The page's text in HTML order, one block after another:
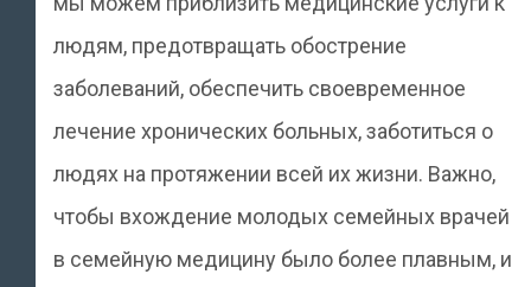
людям, предотвращать обострение
заболеваний, обеспечить своевременное
лечение хронических больных, заботиться о
людях на протяжении всей их жизни. Важно,
чтобы вхождение молодых семейных врачей
в семейную медицину было более плавным, и